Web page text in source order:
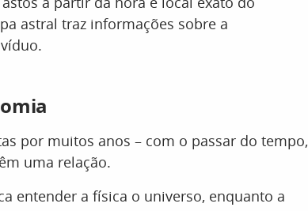
astral traz informações sobre a
por muitos anos – com o passar do tempo,
uma relação.
entender a física o universo, enquanto a